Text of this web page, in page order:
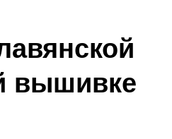
вышивке